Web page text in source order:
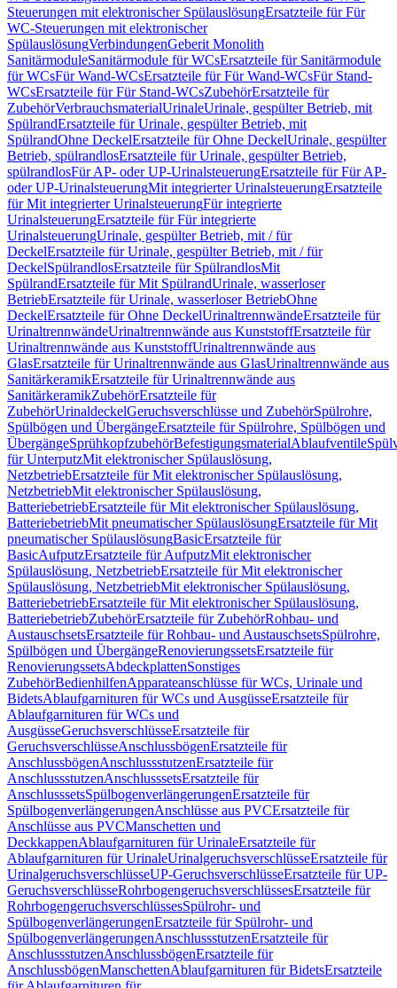
Steuerungen mit elektronischer SpülauslösungErsatzteile für Für
WC-Steuerungen mit elektronischer
SpülauslösungVerbindungenGeberit Monolith
SanitärmoduleSanitärmodule für WCsErsatzteile für Sanitärmodule
für WCsFür Wand-WCsErsatzteile für Für Wand-WCsFür Stand-
WCsErsatzteile für Für Stand-WCsZubehörErsatzteile für
ZubehörVerbrauchsmaterialUrinaleUrinale, gespülter Betrieb, mit
SpülrandErsatzteile für Urinale, gespülter Betrieb, mit
SpülrandOhne DeckelErsatzteile für Ohne DeckelUrinale, gespülter
Betrieb, spülrandlosErsatzteile für Urinale, gespülter Betrieb,
spülrandlosFür AP- oder UP-UrinalsteuerungErsatzteile für Für AP-
oder UP-UrinalsteuerungMit integrierter UrinalsteuerungErsatzteile
für Mit integrierter UrinalsteuerungFür integrierte
UrinalsteuerungErsatzteile für Für integrierte
UrinalsteuerungUrinale, gespülter Betrieb, mit / für
DeckelErsatzteile für Urinale, gespülter Betrieb, mit / für
DeckelSpülrandlosErsatzteile für SpülrandlosMit
SpülrandErsatzteile für Mit SpülrandUrinale, wasserloser
BetriebErsatzteile für Urinale, wasserloser BetriebOhne
DeckelErsatzteile für Ohne DeckelUrinaltrennwändeErsatzteile für
UrinaltrennwändeUrinaltrennwände aus KunststoffErsatzteile für
Urinaltrennwände aus KunststoffUrinaltrennwände aus
GlasErsatzteile für Urinaltrennwände aus GlasUrinaltrennwände aus
SanitärkeramikErsatzteile für Urinaltrennwände aus
SanitärkeramikZubehörErsatzteile für
ZubehörUrinaldeckelGeruchsverschlüsse und ZubehörSpülrohre,
Spülbögen und ÜbergängeErsatzteile für Spülrohre, Spülbögen und
ÜbergängeSprühkopfzubehörBefestigungsmaterialAblaufventile
für UnterputzMit elektronischer Spülauslösung,
NetzbetriebErsatzteile für Mit elektronischer Spülauslösung,
NetzbetriebMit elektronischer Spülauslösung,
BatteriebetriebErsatzteile für Mit elektronischer Spülauslösung,
BatteriebetriebMit pneumatischer SpülauslösungErsatzteile für Mit
pneumatischer SpülauslösungBasicErsatzteile für
BasicAufputzErsatzteile für AufputzMit elektronischer
Spülauslösung, NetzbetriebErsatzteile für Mit elektronischer
Spülauslösung, NetzbetriebMit elektronischer Spülauslösung,
BatteriebetriebErsatzteile für Mit elektronischer Spülauslösung,
BatteriebetriebZubehörErsatzteile für ZubehörRohbau- und
AustauschsetsErsatzteile für Rohbau- und AustauschsetsSpülrohre,
Spülbögen und ÜbergängeRenovierungssetsErsatzteile für
RenovierungssetsAbdeckplattenSonstiges
ZubehörBedienhilfenApparateanschlüsse für WCs, Urinale und
BidetsAblaufgarnituren für WCs und AusgüsseErsatzteile für
Ablaufgarnituren für WCs und
AusgüsseGeruchsverschlüsseErsatzteile für
GeruchsverschlüsseAnschlussbögenErsatzteile für
AnschlussbögenAnschlussstutzenErsatzteile für
AnschlussstutzenAnschlusssetsErsatzteile für
AnschlusssetsSpülbogenverlängerungenErsatzteile für
SpülbogenverlängerungenAnschlüsse aus PVCErsatzteile für
Anschlüsse aus PVCManschetten und
DeckkappenAblaufgarnituren für UrinaleErsatzteile für
Ablaufgarnituren für UrinaleUrinalgeruchsverschlüsseErsatzteile für
UrinalgeruchsverschlüsseUP-GeruchsverschlüsseErsatzteile für UP-
GeruchsverschlüsseRohrbogengeruchsverschlüssesErsatzteile für
RohrbogengeruchsverschlüssesSpülrohr- und
SpülbogenverlängerungenErsatzteile für Spülrohr- und
SpülbogenverlängerungenAnschlussstutzenErsatzteile für
AnschlussstutzenAnschlussbögenErsatzteile für
AnschlussbögenManschettenAblaufgarnituren für BidetsErsatzteile